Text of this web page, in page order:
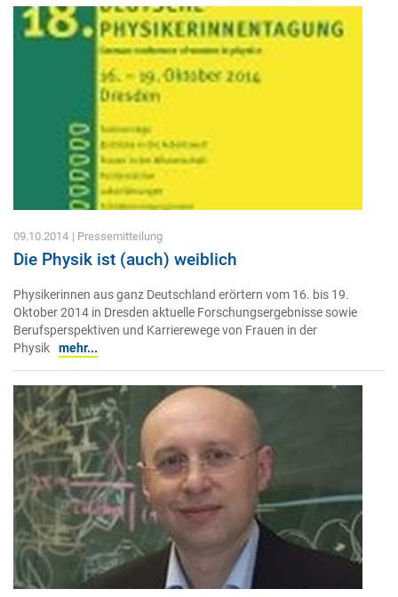
09.10.2014 | Pressemitteilung
Die Physik ist (auch) weiblich
Physikerinnen aus ganz Deutschland erörtern vom 16. bis 19.
Oktober 2014 in Dresden aktuelle Forschungsergebnisse sowie
Berufsperspektiven und Karrierewege von Frauen in der
Physik mehr...